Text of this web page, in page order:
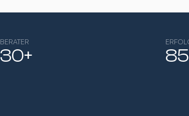
BERATER
30+